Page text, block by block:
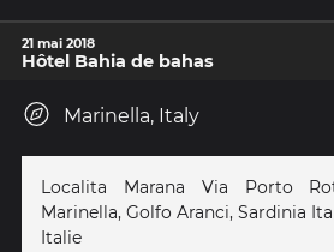
21 mai 2018
Hôtel Bahia de bahas
Marinella, Italy
Localita Marana Via Porto
Marinella, Golfo Aranci, Sardinia
Italie